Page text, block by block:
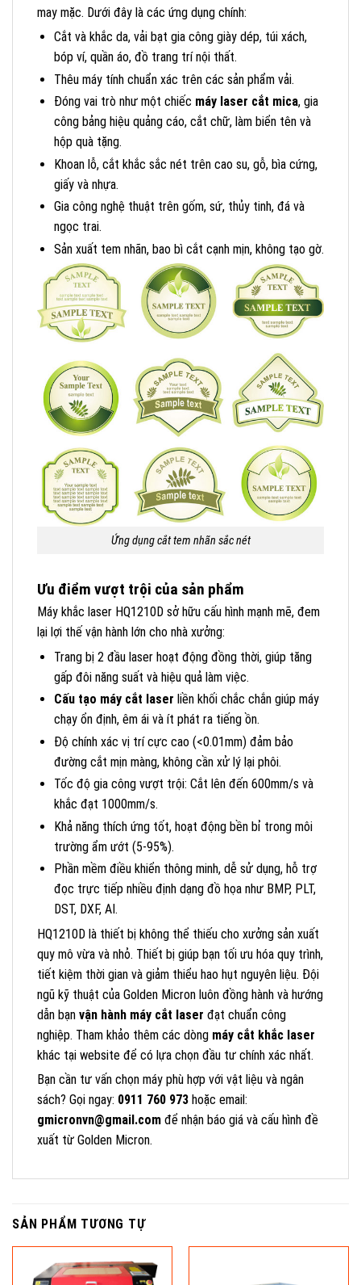
may mặc. Dưới đây là các ứng dụng chính:
Cắt và khắc da, vải bạt gia công giày dép, túi xách,
bóp ví, quần áo, đồ trang trí nội thất.
Thêu máy tính chuẩn xác trên các sản phẩm vải.
Đóng vai trò như một chiếc máy laser cắt mica, gia
công bảng hiệu quảng cáo, cắt chữ, làm biển tên và
hộp quà tặng.
Khoan lỗ, cắt khắc sắc nét trên cao su, gỗ, bìa cứng,
giấy và nhựa.
Gia công nghệ thuật trên gốm, sứ, thủy tinh, đá và
ngọc trai.
Sản xuất tem nhãn, bao bì cắt cạnh mịn, không tạo gờ.
Ứng dụng cắt tem nhãn sắc nét
Ưu điểm vượt trội của sản phẩm
Máy khắc laser HQ1210D sở hữu cấu hình mạnh mẽ, đem
lại lợi thế vận hành lớn cho nhà xưởng:
Trang bị 2 đầu laser hoạt động đồng thời, giúp tăng
gấp đôi năng suất và hiệu quả làm việc.
Cấu tạo máy cắt laser liền khối chắc chắn giúp máy
chạy ổn định, êm ái và ít phát ra tiếng ồn.
Độ chính xác vị trí cực cao (<0.01mm) đảm bảo
đường cắt mịn màng, không cần xử lý lại phôi.
Tốc độ gia công vượt trội: Cắt lên đến 600mm/s và
khắc đạt 1000mm/s.
Khả năng thích ứng tốt, hoạt động bền bỉ trong môi
trường ẩm ướt (5-95%).
Phần mềm điều khiển thông minh, dễ sử dụng, hỗ trợ
đọc trực tiếp nhiều định dạng đồ họa như BMP, PLT,
DST, DXF, AI.
HQ1210D là thiết bị không thể thiếu cho xưởng sản xuất
quy mô vừa và nhỏ. Thiết bị giúp bạn tối ưu hóa quy trình,
tiết kiệm thời gian và giảm thiểu hao hụt nguyên liệu. Đội
ngũ kỹ thuật của Golden Micron luôn đồng hành và hướng
dẫn bạn vận hành máy cắt laser đạt chuẩn công
nghiệp. Tham khảo thêm các dòng máy cắt khắc laser
khác tại website để có lựa chọn đầu tư chính xác nhất.
Bạn cần tư vấn chọn máy phù hợp với vật liệu và ngân
sách? Gọi ngay: 0911 760 973 hoặc email:
gmicronvn@gmail.com để nhận báo giá và cấu hình đề
xuất từ Golden Micron.
SẢN PHẨM TƯƠNG TỰ